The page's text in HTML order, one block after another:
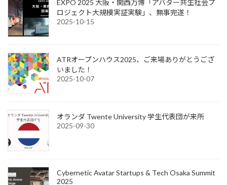
EXPO 2025 大阪・関西万博「アバター共生社会プ
ロジェクト大規模実証実験」、無事完遂！
2025-10-15
ATRオープンハウス2025、ご来場ありがとうござ
いました！
2025-10-07
オランダ Twente University 学生代表団が来所
2025-09-30
Cybernetic Avatar Startups & Tech Osaka Summit
2025